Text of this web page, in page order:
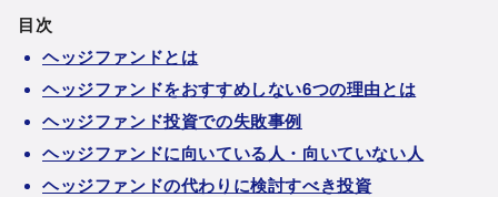
目次
ヘッジファンドとは
ヘッジファンドをおすすめしない6つの理由とは
ヘッジファンド投資での失敗事例
ヘッジファンドに向いている人・向いていない人
ヘッジファンドの代わりに検討すべき投資